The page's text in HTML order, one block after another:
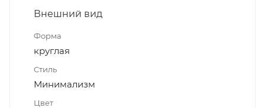
Внешний вид
Форма
круглая
Стиль
Минимализм
Цвет